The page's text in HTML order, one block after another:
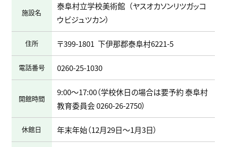
施設名
泰阜村立学校美術館
ヤスオカソンリツガッコ
ウビジュツカン
住所 〒399-1801 下伊那郡泰阜村6221-5
電話番号 0260-25-1030
開館時間
9:00～17:00（学校休日の場合は要予約 泰阜村
教育委員会 0260-26-2750）
休館日 年末年始（12月29日～1月3日）